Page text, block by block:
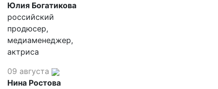
Юлия Богатикова
российский
продюсер,
медиаменеджер,
актриса
09 августа
Нина Ростова